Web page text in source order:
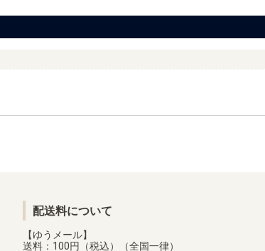
配送料について
【ゆうメール】
送料：100円（税込）（全国一律）